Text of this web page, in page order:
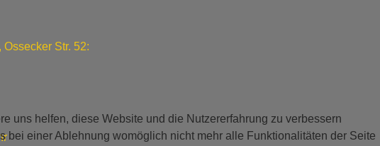
Str. 52:
uns helfen, diese Website und die Nutzererfahrung zu verbessern
einer Ablehnung womöglich nicht mehr alle Funktionalitäten der Seite